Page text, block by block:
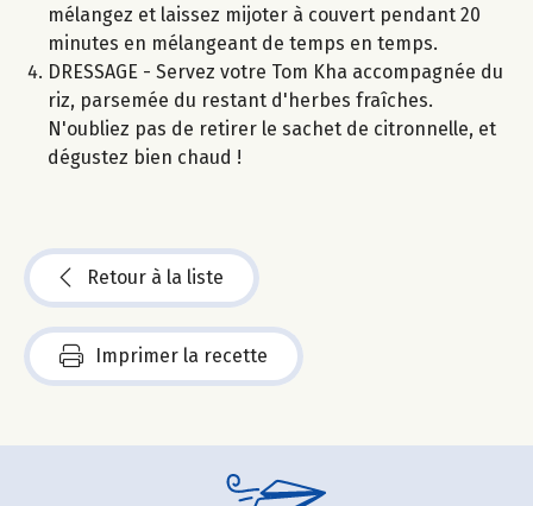
mélangez et laissez mijoter à couvert pendant 20
minutes en mélangeant de temps en temps.
DRESSAGE - Servez votre Tom Kha accompagnée du
riz, parsemée du restant d'herbes fraîches.
N'oubliez pas de retirer le sachet de citronnelle, et
dégustez bien chaud !
Retour à la liste
Imprimer la recette